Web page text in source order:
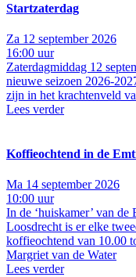
Startzaterdag
Za 12 september 2026
16:00 uur
Zaterdagmiddag 12
nieuwe seizoen 2026-
zijn in het krachtenveld
Lees verder
Koffieochtend in de
Ma 14 september 2026
10:00 uur
In de ‘huiskamer’ van
Loosdrecht is er elke
koffieochtend van 10.00
Margriet van de Water
Lees verder